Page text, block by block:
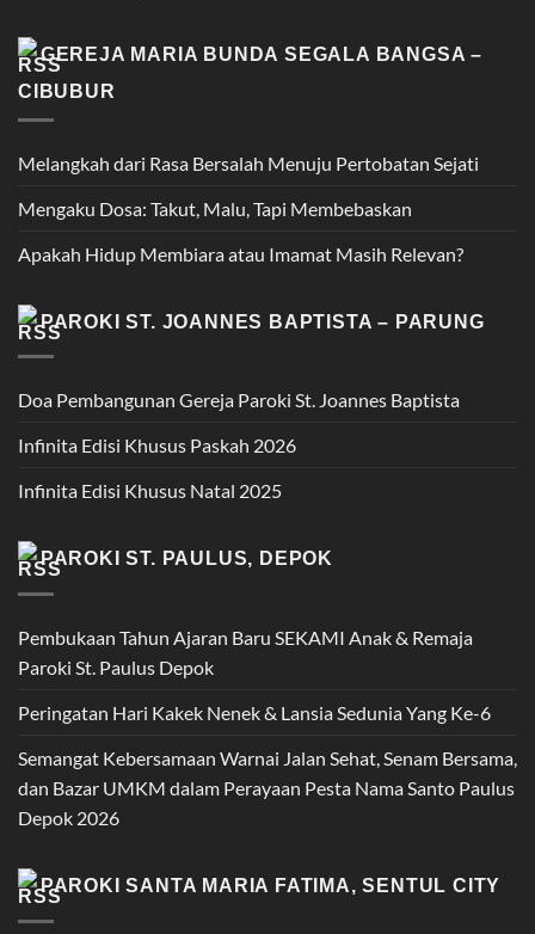
GEREJA MARIA BUNDA SEGALA BANGSA –
CIBUBUR
Melangkah dari Rasa Bersalah Menuju Pertobatan Sejati
Mengaku Dosa: Takut, Malu, Tapi Membebaskan
Apakah Hidup Membiara atau Imamat Masih Relevan?
PAROKI ST. JOANNES BAPTISTA – PARUNG
Doa Pembangunan Gereja Paroki St. Joannes Baptista
Infinita Edisi Khusus Paskah 2026
Infinita Edisi Khusus Natal 2025
PAROKI ST. PAULUS, DEPOK
Pembukaan Tahun Ajaran Baru SEKAMI Anak & Remaja
Paroki St. Paulus Depok
Peringatan Hari Kakek Nenek & Lansia Sedunia Yang Ke-6
Semangat Kebersamaan Warnai Jalan Sehat, Senam Bersama,
dan Bazar UMKM dalam Perayaan Pesta Nama Santo Paulus
Depok 2026
PAROKI SANTA MARIA FATIMA, SENTUL CITY